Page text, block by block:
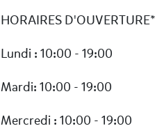
HORAIRES D'OUVERTURE*
Lundi : 10:00 - 19:00
Mardi: 10:00 - 19:00
Mercredi : 10:00 - 19:00